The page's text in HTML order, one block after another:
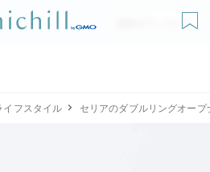
無料ダウンロード
イフスタイル セリアのダブルリングオープ